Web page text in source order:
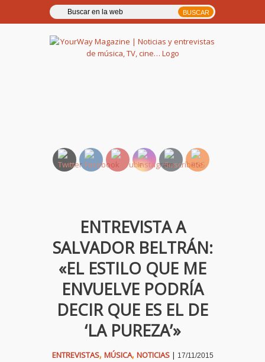
ENTREVISTA A
SALVADOR BELTRÁN:
«EL ESTILO QUE ME
ENVUELVE PODRÍA
DECIR QUE ES EL DE
‘LA PUREZA’»
ENTREVISTAS, MÚSICA, NOTICIAS| 17/11/2015